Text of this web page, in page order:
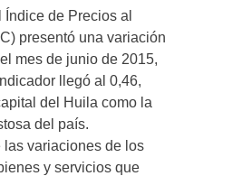
Índice de Precios al
presentó una variación
mes de junio de 2015,
llegó al 0,46,
del Huila como la
del país.
las variaciones de los
y servicios que